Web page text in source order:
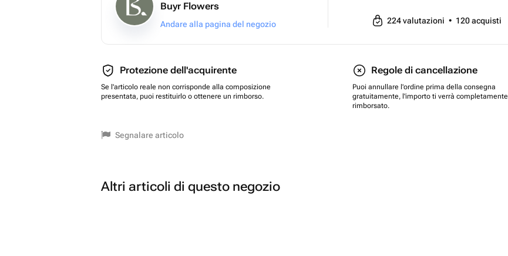
Buyr Flowers
Andare alla pagina del negozio 224valutazioni • 120acquisti
Protezione dell'acquirente
Se l'articolo reale non corrisponde alla composizione
presentata, puoi restituirlo o ottenere un rimborso.
Regole di cancellazione
Puoi annullare l'ordine prima della consegna
gratuitamente, l'importo ti verrà completamente
rimborsato.
Segnalare articolo
Altri articoli di questo negozio